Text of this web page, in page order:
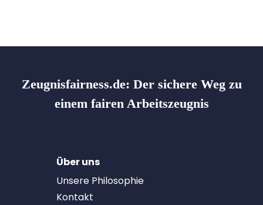
Zeugnisfairness.de: Der sichere Weg zu
einem fairen Arbeitszeugnis
Über uns
Unsere Philosophie
Kontakt